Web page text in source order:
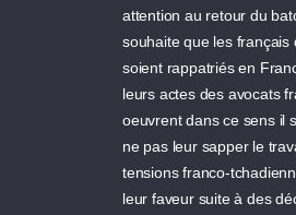
attention au retour du
souhaite que les français
soient rappatriés en
leurs actes des avocats
oeuvrent dans ce sens il
ne pas leur sapper le
tensions franco-
leur faveur suite à des